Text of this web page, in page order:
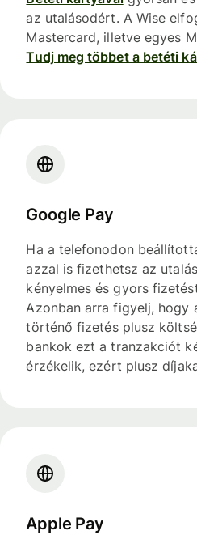
az utalásodért. A Wise
Mastercard, illetve egyes
Tudj meg többet a betéti
Google Pay
Ha a telefonodon
azzal is fizethetsz az
kényelmes és gyors
Azonban arra figyelj, hogy
történő fizetés plusz
bankok ezt a tranzakciót
érzékelik, ezért plusz
Apple Pay